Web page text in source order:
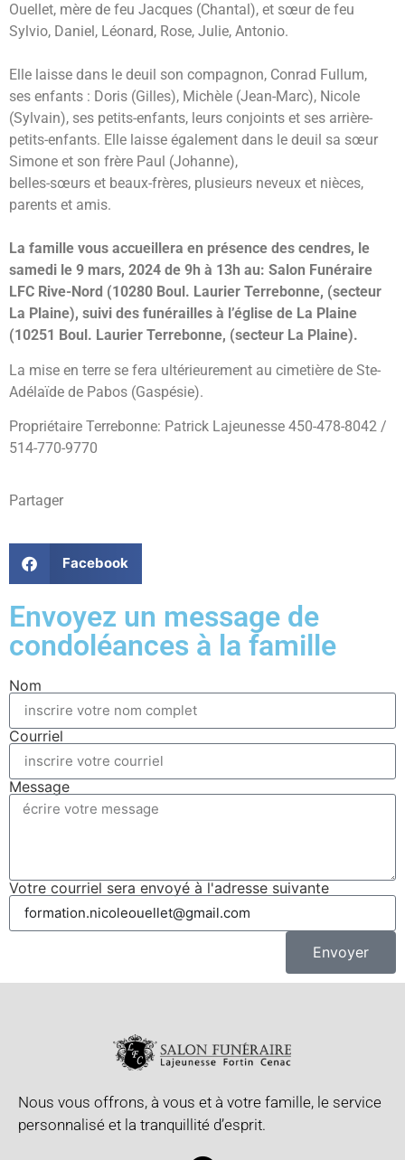
Ouellet, mère de feu Jacques (Chantal), et sœur de feu
Sylvio, Daniel, Léonard, Rose, Julie, Antonio.
Elle laisse dans le deuil son compagnon, Conrad Fullum,
ses enfants : Doris (Gilles), Michèle (Jean-Marc), Nicole
(Sylvain), ses petits-enfants, leurs conjoints et ses arrière-
petits-enfants. Elle laisse également dans le deuil sa sœur
Simone et son frère Paul (Johanne),
belles-sœurs et beaux-frères, plusieurs neveux et nièces,
parents et amis.
La famille vous accueillera en présence des cendres, le
samedi le 9 mars, 2024 de 9h à 13h au: Salon Funéraire
LFC Rive-Nord (10280 Boul. Laurier Terrebonne, (secteur
La Plaine), suivi des funérailles à l’église de La Plaine
(10251 Boul. Laurier Terrebonne, (secteur La Plaine).
La mise en terre se fera ultérieurement au cimetière de Ste-
Adélaïde de Pabos (Gaspésie).
Propriétaire Terrebonne: Patrick Lajeunesse 450-478-8042 /
514-770-9770
Partager
Facebook
Envoyez un message de
condoléances à la famille
Nom
Courriel
Message
Votre courriel sera envoyé à l'adresse suivante
Envoyer
Nous vous offrons, à vous et à votre famille, le service
personnalisé et la tranquillité d’esprit.